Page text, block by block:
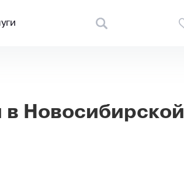
Новосибирской